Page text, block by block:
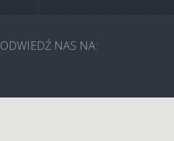
ODWIEDŹ NAS NA: